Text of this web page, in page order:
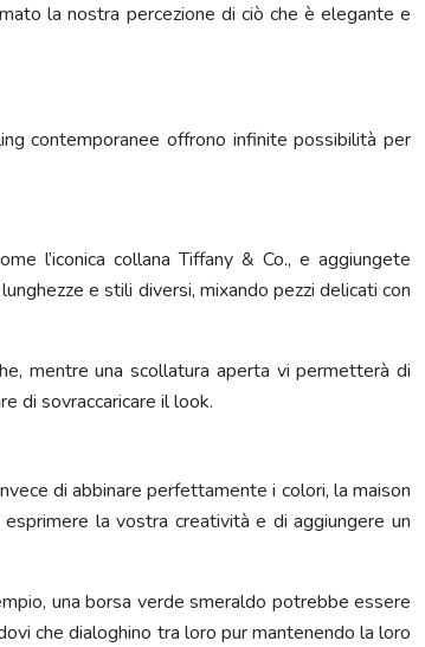
la nostra percezione di ciò che è elegante e
contemporanee offrono infinite possibilità per
l’iconica collana Tiffany & Co., e aggiungete
e stili diversi, mixando pezzi delicati con
mentre una scollatura aperta vi permetterà di
di sovraccaricare il look.
di abbinare perfettamente i colori, la maison
la vostra creatività e di aggiungere un
una borsa verde smeraldo potrebbe essere
che dialoghino tra loro pur mantenendo la loro